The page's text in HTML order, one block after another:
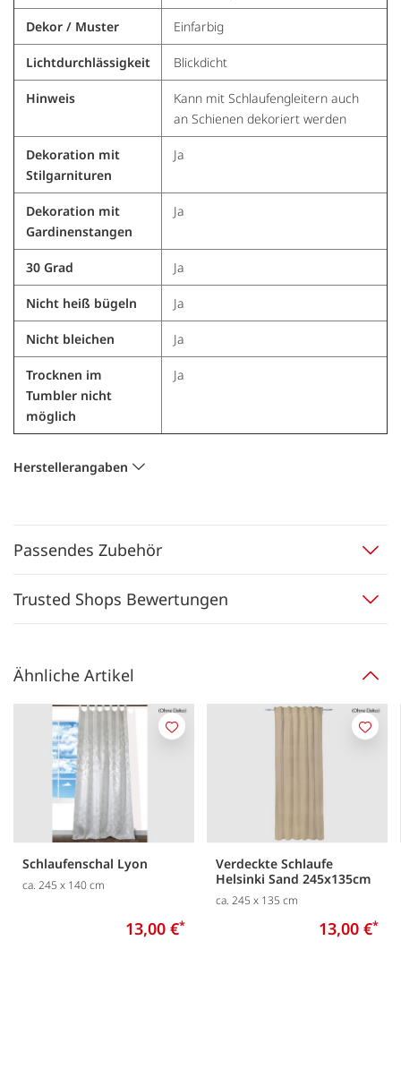
Dekor / Muster Einfarbig
Lichtdurchlässigkeit Blickdicht
Hinweis
Kann mit Schlaufengleitern auch
an Schienen dekoriert werden
Dekoration mit
Stilgarnituren
Ja
Dekoration mit
Gardinenstangen
Ja
30 Grad Ja
Nicht heiß bügeln Ja
Nicht bleichen Ja
Trocknen im
Tumbler nicht
möglich
Ja
Herstellerangaben
Passendes Zubehör
Trusted Shops Bewertungen
Ähnliche Artikel
Schlaufenschal Lyon
ca. 245 x 140 cm
13,00 €*
Merken
Verdeckte Schlaufe
Helsinki Sand 245x135cm
ca. 245 x 135 cm
13,00 €*